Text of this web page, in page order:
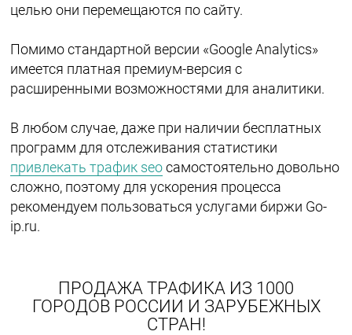
целью они перемещаются по сайту.
Помимо стандартной версии «Google Analytics»
имеется платная премиум-версия с
расширенными возможностями для аналитики.
В любом случае, даже при наличии бесплатных
программ для отслеживания статистики
привлекать трафик seoсамостоятельно довольно
сложно, поэтому для ускорения процесса
рекомендуем пользоваться услугами биржи Go-
ip.ru.
ПРОДАЖА ТРАФИКА ИЗ 1000
ГОРОДОВ РОССИИ И ЗАРУБЕЖНЫХ
СТРАН!